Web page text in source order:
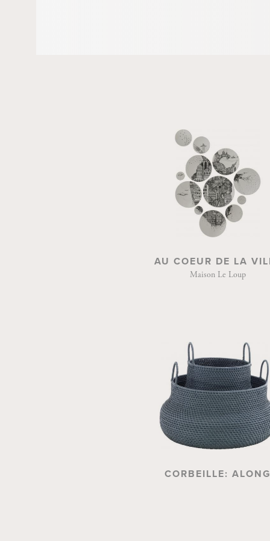
AU COEUR DE LA
Maison Le Loup
CORBEILLE: